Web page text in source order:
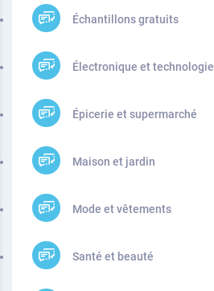
Échantillons gratuits
Électronique et technologie
Épicerie et supermarché
Maison et jardin
Mode et vêtements
Santé et beauté